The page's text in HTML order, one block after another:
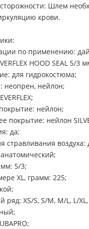
Шлем
крови.
по применению:
HOOD SEAL 5/3
для гидрокостюма;
нейлон;
нейлон;
покрытие: нейлон
да;
стравливания воздуха:
5/3;
XL, грамм: 225;
XS/S, S/M, M/L, L/XL,